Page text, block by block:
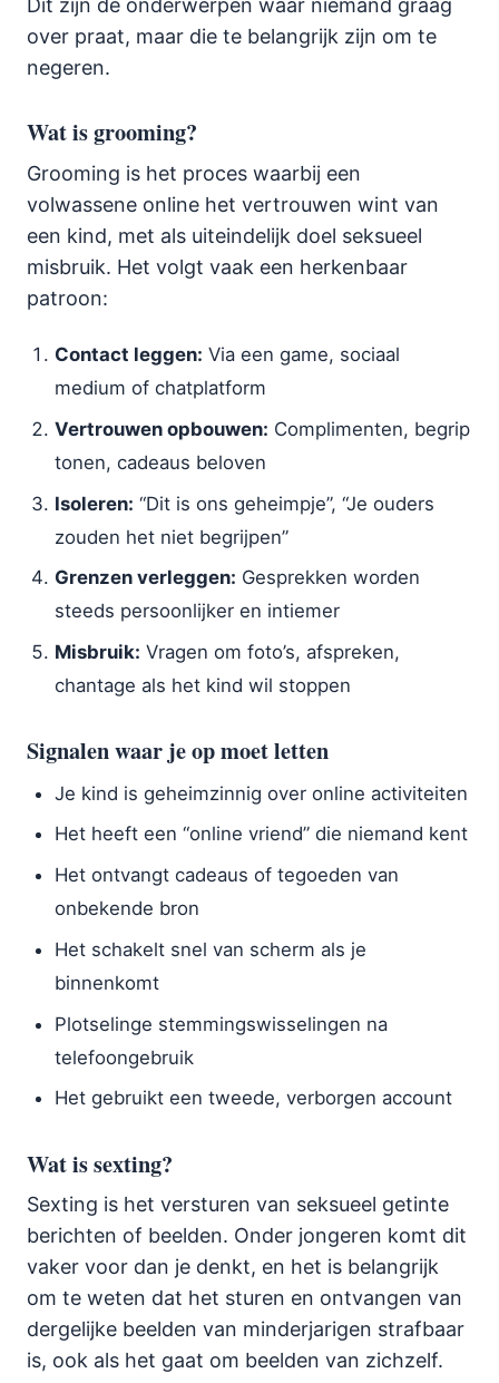
Dit zijn de onderwerpen waar niemand graag
over praat, maar die te belangrijk zijn om te
negeren.
Wat is grooming?
Grooming is het proces waarbij een
volwassene online het vertrouwen wint van
een kind, met als uiteindelijk doel seksueel
misbruik. Het volgt vaak een herkenbaar
patroon:
Contact leggen: Via een game, sociaal
medium of chatplatform
Vertrouwen opbouwen: Complimenten, begrip
tonen, cadeaus beloven
Isoleren: “Dit is ons geheimpje”, “Je ouders
zouden het niet begrijpen”
Grenzen verleggen: Gesprekken worden
steeds persoonlijker en intiemer
Misbruik: Vragen om foto’s, afspreken,
chantage als het kind wil stoppen
Signalen waar je op moet letten
Je kind is geheimzinnig over online activiteiten
Het heeft een “online vriend” die niemand kent
Het ontvangt cadeaus of tegoeden van
onbekende bron
Het schakelt snel van scherm als je
binnenkomt
Plotselinge stemmingswisselingen na
telefoongebruik
Het gebruikt een tweede, verborgen account
Wat is sexting?
Sexting is het versturen van seksueel getinte
berichten of beelden. Onder jongeren komt dit
vaker voor dan je denkt, en het is belangrijk
om te weten dat het sturen en ontvangen van
dergelijke beelden van minderjarigen strafbaar
is, ook als het gaat om beelden van zichzelf.